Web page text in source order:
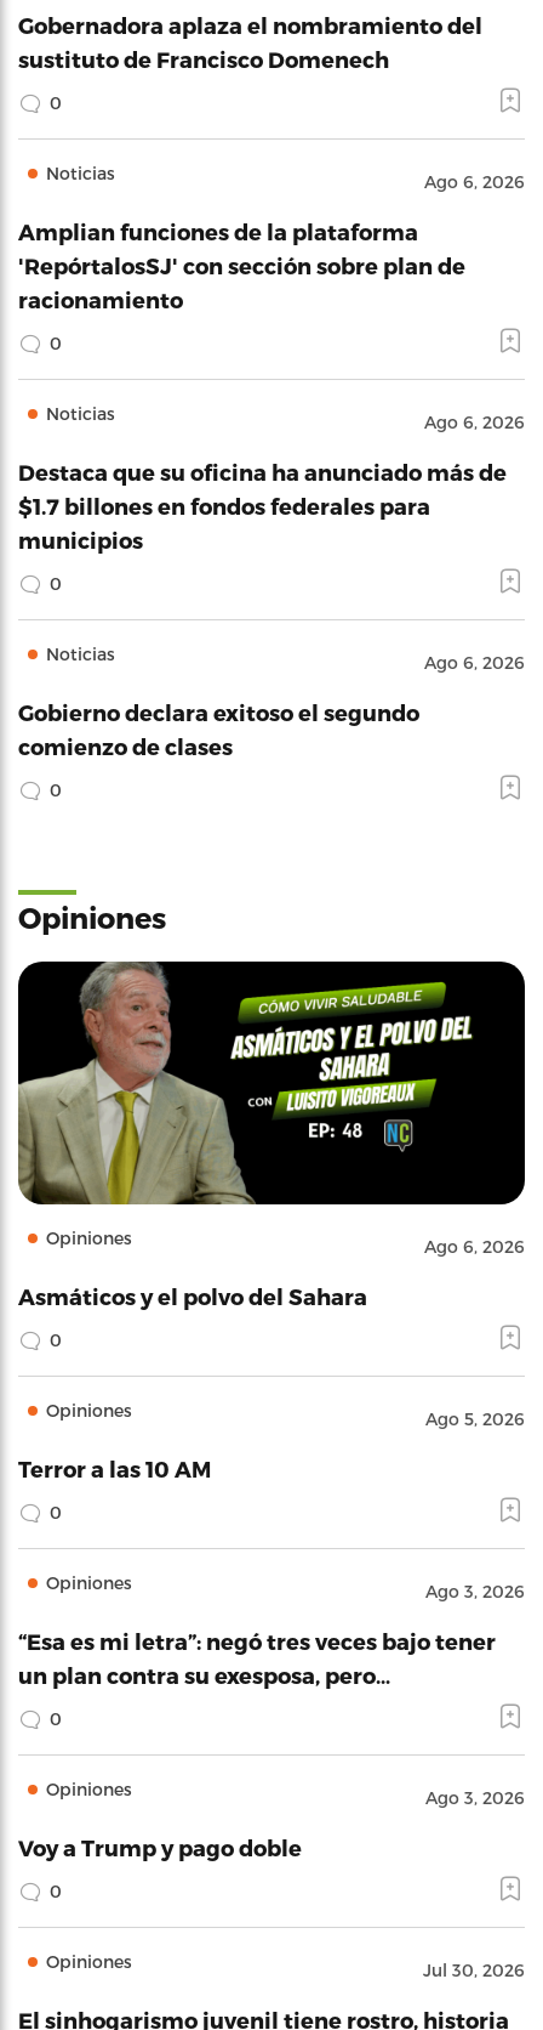
Gobernadora aplaza el nombramiento del
sustituto de Francisco Domenech
0
Noticias Ago 6, 2026
Amplian funciones de la plataforma
'RepórtalosSJ' con sección sobre plan de
racionamiento
0
Noticias Ago 6, 2026
Destaca que su oficina ha anunciado más de
$1.7 billones en fondos federales para
municipios
0
Noticias Ago 6, 2026
Gobierno declara exitoso el segundo
comienzo de clases
0
Opiniones
Opiniones Ago 6, 2026
Asmáticos y el polvo del Sahara
0
Opiniones Ago 5, 2026
Terror a las 10 AM
0
Opiniones Ago 3, 2026
“Esa es mi letra”: negó tres veces bajo tener
un plan contra su exesposa, pero…
0
Opiniones Ago 3, 2026
Voy a Trump y pago doble
0
Opiniones Jul 30, 2026
El sinhogarismo juvenil tiene rostro, historia